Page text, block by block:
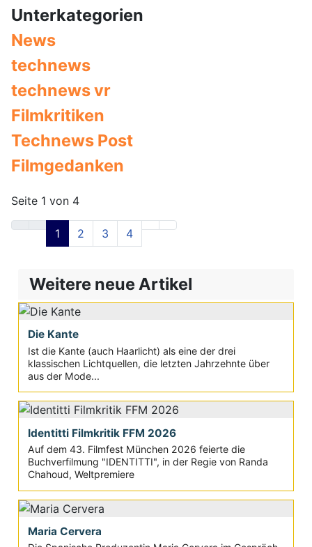
Unterkategorien
News
technews
technews vr
Filmkritiken
Technews Post
Filmgedanken
Seite 1 von 4
1 2 3 4
Weitere neue Artikel
Die Kante
Ist die Kante (auch Haarlicht) als eine der drei
klassischen Lichtquellen, die letzten Jahrzehnte über
aus der Mode...
Identitti Filmkritik FFM 2026
Auf dem 43. Filmfest München 2026 feierte die
Buchverfilmung "IDENTITTI", in der Regie von Randa
Chahoud, Weltpremiere
Maria Cervera